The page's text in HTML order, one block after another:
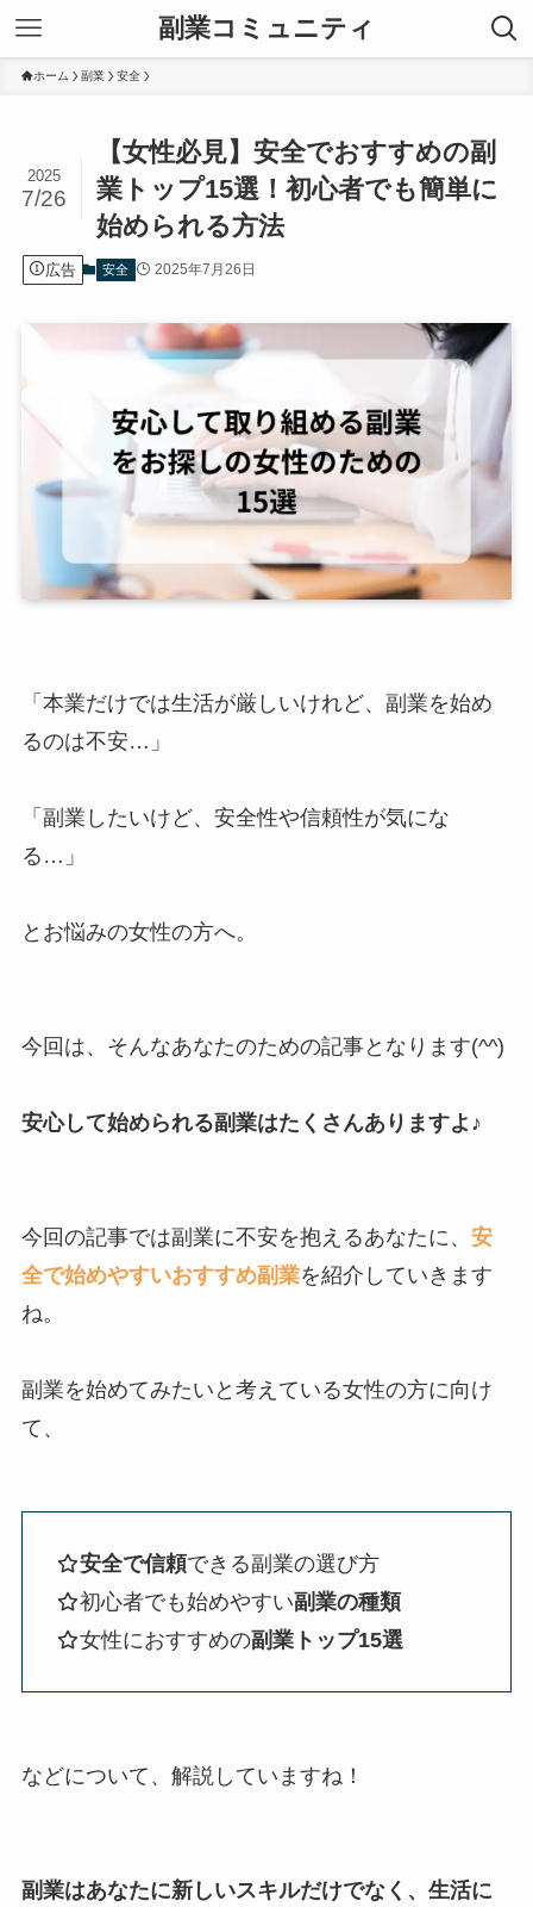
副業コミュニティ
ホーム 副業 安全
【女性必見】安全でおすすめの副
業トップ15選！初心者でも簡単に
始められる方法
2025
7/26
広告 安全 2025年7月26日
「本業だけでは生活が厳しいけれど、副業を始め
るのは不安…」
「副業したいけど、安全性や信頼性が気にな
る…」
とお悩みの女性の方へ。
今回は、そんなあなたのための記事となります(^^)
安心して始められる副業はたくさんありますよ ♪
今回の記事では副業に不安を抱えるあなたに、 安
全で始めやすいおすすめ副業を紹介していきます
ね。
副業を始めてみたいと考えている女性の方に向け
て、
安全で信頼できる副業の選び方
初心者でも始めやすい副業の種類
女性におすすめの副業トップ15選
などについて、解説していますね！
副業はあなたに新しいスキルだけでなく、生活に